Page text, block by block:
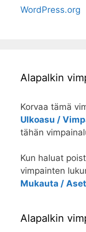
WordPress.org
Alapalkin
Korvaa tämä
Ulkoasu /
tähän
Kun haluat
vimpainten
Mukauta /
Alapalkin